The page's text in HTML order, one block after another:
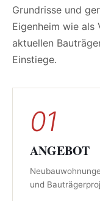
Grundrisse und
Eigenheim wie als
aktuellen
Einstiege.
01
ANGEBOT
und